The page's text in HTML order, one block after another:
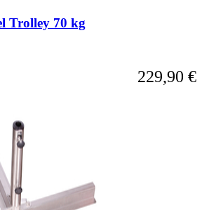
Trolley 70 kg
229,90 €